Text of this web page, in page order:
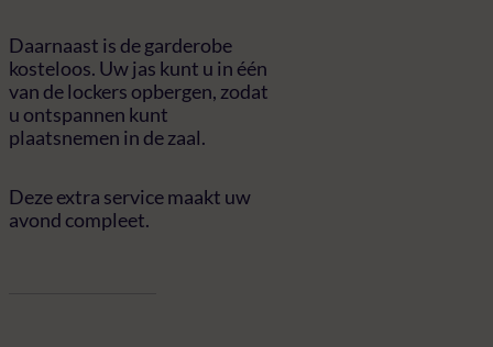
Daarnaast is de garderobe
kosteloos. Uw jas kunt u in één
van de lockers opbergen, zodat
u ontspannen kunt
plaatsnemen in de zaal.
Deze extra service maakt uw
avond compleet.